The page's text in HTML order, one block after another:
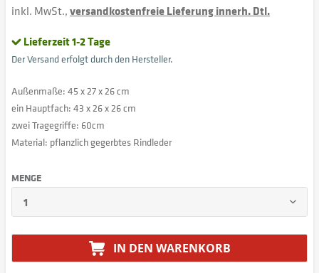
inkl. MwSt.,versandkostenfreie Lieferung innerh. Dtl.
Lieferzeit 1-2 Tage
Der Versand erfolgt durch den Hersteller.
Außenmaße: 45 x 27 x 26 cm
ein Hauptfach: 43 x 26 x 26 cm
zwei Tragegriffe: 60cm
Material: pflanzlich gegerbtes Rindleder
MENGE
IN DEN WARENKORB